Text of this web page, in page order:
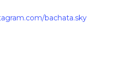
bachata.sky